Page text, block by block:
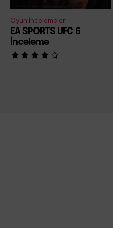
Oyun İncelemeleri
EA SPORTS UFC 6
İnceleme